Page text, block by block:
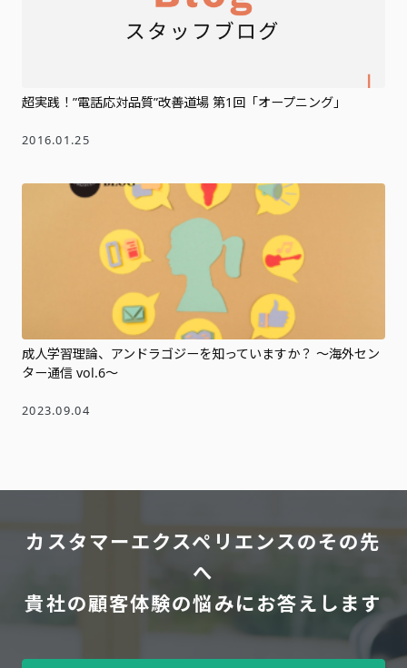
超実践！”電話応対品質”改善道場 第1回「オープニング」
2016.01.25
成人学習理論、アンドラゴジーを知っていますか？ ～海外セン
ター通信 vol.6～
2023.09.04
カスタマーエクスペリエンスのその先
へ
貴社の顧客体験の悩みにお答えします